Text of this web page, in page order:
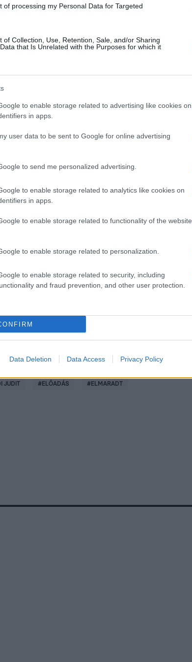
of processing my Personal Data for Targeted
of Collection, Use, Retention, Sale, and/or Sharing
that Is Unrelated with the Purposes for which it
to enable storage related to advertising like cookies on
in apps.
user data to be sent to Google for online advertising
to send me personalized advertising.
to enable storage related to analytics like cookies on
in apps.
to enable storage related to functionality of the website
to enable storage related to personalization.
to enable storage related to security, including
and fraud prevention, and other user protection.
Data Deletion Data Access Privacy Policy
a Google-találatokban!
JUDIT #ELŐADÁS #ELMARADT